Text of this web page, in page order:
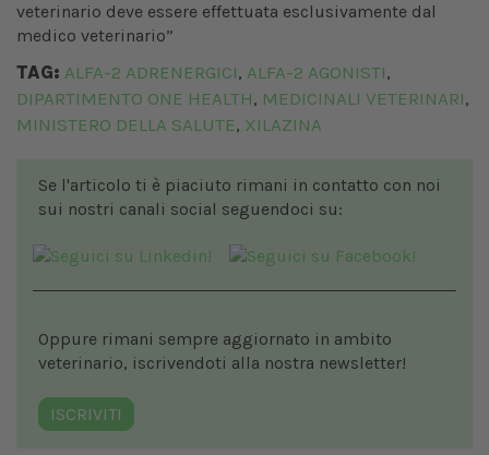
veterinario deve essere effettuata esclusivamente dal
medico veterinario”
TAG: ALFA-2 ADRENERGICI, ALFA-2 AGONISTI,
DIPARTIMENTO ONE HEALTH, MEDICINALI VETERINARI,
MINISTERO DELLA SALUTE, XILAZINA
Se l'articolo ti è piaciuto rimani in contatto con noi
sui nostri canali social seguendoci su:
Oppure rimani sempre aggiornato in ambito
veterinario, iscrivendoti alla nostra newsletter!
ISCRIVITI